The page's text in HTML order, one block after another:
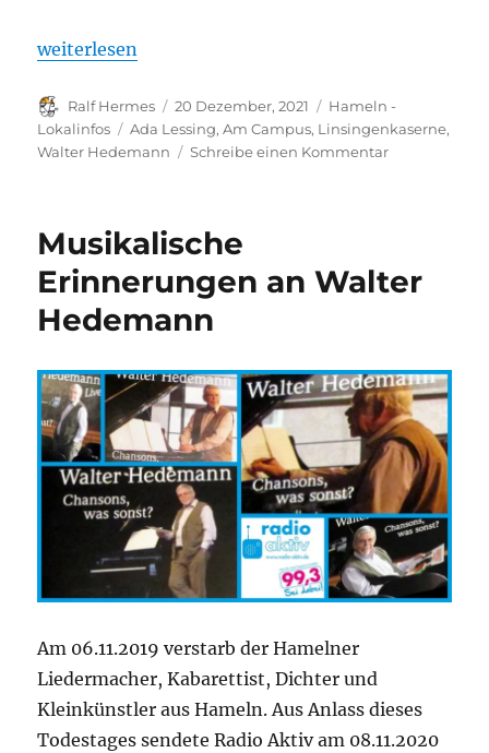
„„Am Campus“? Evtl. doch lieber den Gedanken in
weiterlesen
Autor
Ralf Hermes
Veröffentlicht
am
20 Dezember, 2021 Kategorien
Hameln -
Lokalinfos
Schlagwörter
Ada Lessing,Am Campus, Linsingenkaserne,
Walter Hedemann
Schreibe einen Kommentarzu
den
DEWEZET
aufgreifen
und…
Musikalische
Erinnerungen an Walter
Hedemann
Am 06.11.2019 verstarb der Hamelner
Liedermacher, Kabarettist, Dichter und
Kleinkünstler aus Hameln. Aus Anlass dieses
Todestages sendete Radio Aktiv am 08.11.2020